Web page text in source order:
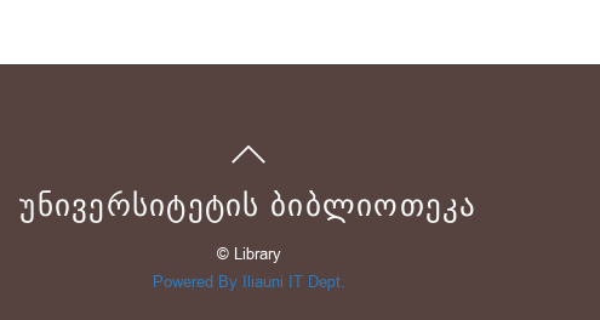
ᲣᲜᲘᲕᲔᲠᲡᲘᲢᲔᲢᲘᲡ ᲑᲘᲑᲚᲘᲝᲗᲔᲙᲐ
© Library
Powered By Iliauni IT Dept.